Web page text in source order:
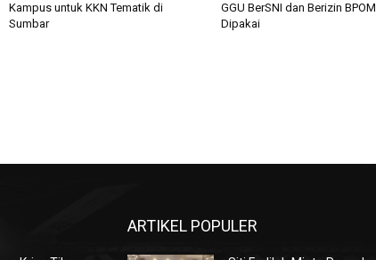
Kampus untuk KKN Tematik di
Sumbar
GGU BerSNI dan Berizin
Dipakai
ARTIKEL POPULER